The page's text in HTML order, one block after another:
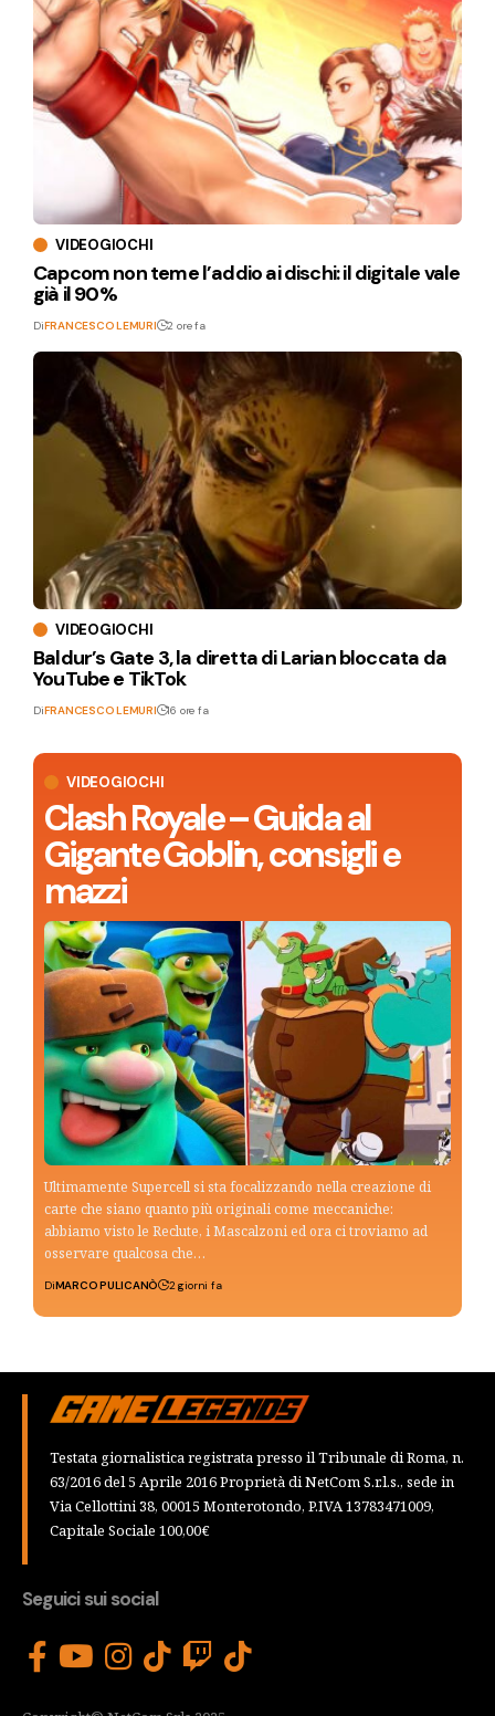
VIDEOGIOCHI
Clash Royale – Guida al
Gigante Goblin, consigli e
mazzi
Ultimamente Supercell si sta focalizzando nella creazione di
carte che siano quanto più originali come meccaniche:
abbiamo visto le Reclute, i Mascalzoni ed ora ci troviamo ad
osservare qualcosa che…
DiMARCO PULICANÒ 2 giorni fa
VIDEOGIOCHI
Capcom non teme l’addio ai dischi: il digitale vale
già il 90%
DiFRANCESCO LEMURI 2 ore fa
VIDEOGIOCHI
Baldur’s Gate 3, la diretta di Larian bloccata da
YouTube e TikTok
DiFRANCESCO LEMURI 16 ore fa
Testata giornalistica registrata presso il Tribunale di Roma, n.
63/2016 del 5 Aprile 2016 Proprietà di NetCom S.r.l.s., sede in
Via Cellottini 38, 00015 Monterotondo, P.IVA 13783471009,
Capitale Sociale 100,00€
Seguici sui social